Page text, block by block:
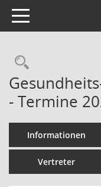
Toggle navigation
- Termine
Informationen
Vertreter